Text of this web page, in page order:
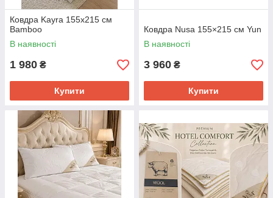
Ковдра Kayra 155x215 см
Bamboo
В наявності
1 980 ₴
Купити
Ковдра Nusa 155×215 см Yun
В наявності
3 960 ₴
Купити